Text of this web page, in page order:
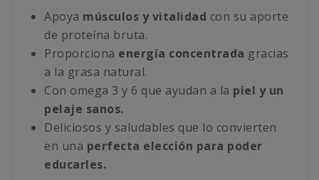
Apoya músculos y vitalidad con su aporte
de proteína bruta.
Proporciona energía concentrada gracias
a la grasa natural.
Con omega 3 y 6 que ayudan a la piel y un
pelaje sanos.
Deliciosos y saludables que lo convierten
en una perfecta elección para poder
educarles.